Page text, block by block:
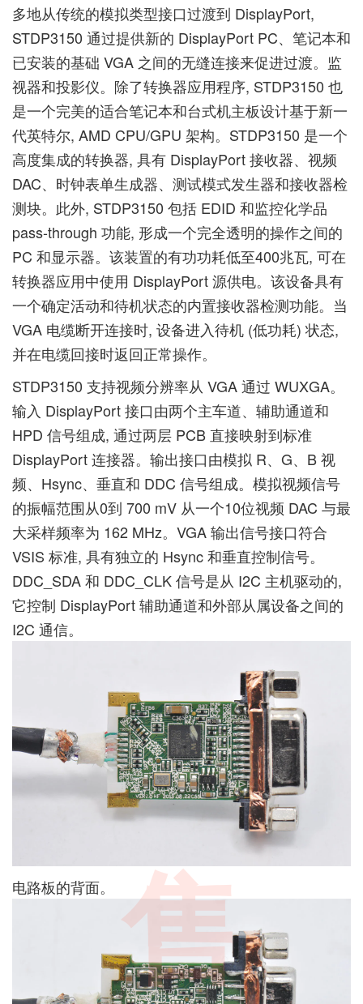
多地从传统的模拟类型接口过渡到 DisplayPort,
STDP3150 通过提供新的 DisplayPort PC、笔记本和
已安装的基础 VGA 之间的无缝连接来促进过渡。监
视器和投影仪。除了转换器应用程序, STDP3150 也
是一个完美的适合笔记本和台式机主板设计基于新一
代英特尔, AMD CPU/GPU 架构。STDP3150 是一个
高度集成的转换器, 具有 DisplayPort 接收器、视频
DAC、时钟表单生成器、测试模式发生器和接收器检
测块。此外, STDP3150 包括 EDID 和监控化学品
pass-through 功能, 形成一个完全透明的操作之间的
PC 和显示器。该装置的有功功耗低至400兆瓦, 可在
转换器应用中使用 DisplayPort 源供电。该设备具有
一个确定活动和待机状态的内置接收器检测功能。当
VGA 电缆断开连接时, 设备进入待机 (低功耗) 状态,
并在电缆回接时返回正常操作。
STDP3150 支持视频分辨率从 VGA 通过 WUXGA。
输入 DisplayPort 接口由两个主车道、辅助通道和
HPD 信号组成, 通过两层 PCB 直接映射到标准
DisplayPort 连接器。输出接口由模拟 R、G、B 视
频、Hsync、垂直和 DDC 信号组成。模拟视频信号
的振幅范围从0到 700 mV 从一个10位视频 DAC 与最
大采样频率为 162 MHz。VGA 输出信号接口符合
VSIS 标准, 具有独立的 Hsync 和垂直控制信号。
DDC_SDA 和 DDC_CLK 信号是从 I2C 主机驱动的,
它控制 DisplayPort 辅助通道和外部从属设备之间的
I2C 通信。
电路板的背面。 售